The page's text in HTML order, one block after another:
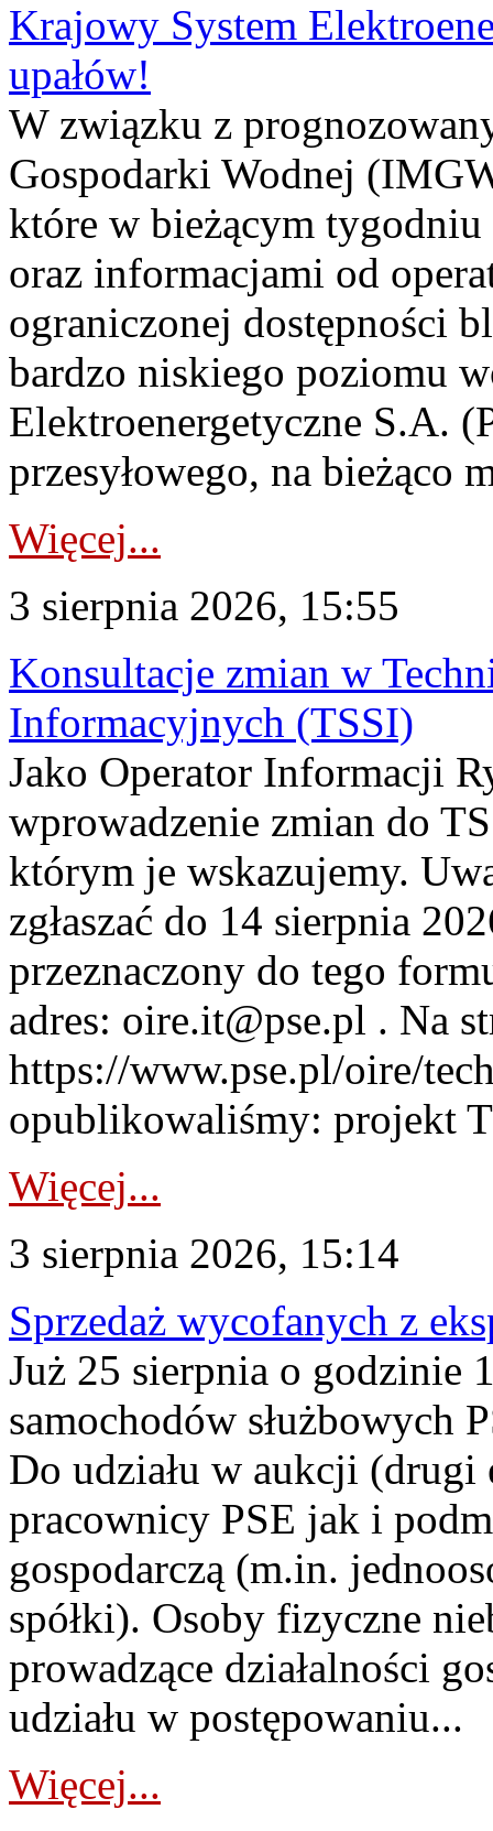
Krajowy System
upałów!
W związku z
Gospodarki Wodnej
które w bieżącym tygodniu
oraz informacjami od
ograniczonej dostępności
bardzo niskiego poziomu
Elektroenergetyczne S.A.
przesyłowego, na bieżąco
Więcej...
3 sierpnia 2026, 15:55
Konsultacje zmian w
Informacyjnych (TSSI)
Jako Operator Informacji
wprowadzenie zmian do
którym je wskazujemy.
zgłaszać do 14 sierpnia
przeznaczony do tego
adres: oire.it@pse.pl . Na
https://www.pse.pl/oire/
opublikowaliśmy: projekt
Więcej...
3 sierpnia 2026, 15:14
Sprzedaż wycofanych z
Już 25 sierpnia o godzinie
samochodów służbowych
Do udziału w aukcji (drugi
pracownicy PSE jak i
gospodarczą (m.in.
spółki). Osoby fizyczne
prowadzące działalności
udziału w postępowaniu...
Więcej...